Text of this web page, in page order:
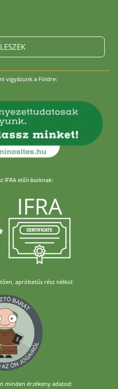
vigyázunk a Földre:
IFRA előírásoknak:
apróbetűs rész nélkül:
minden érzékeny adatod: